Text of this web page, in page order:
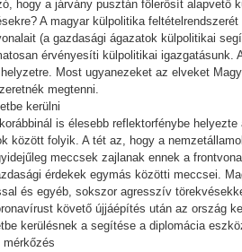
hogy a járvány pusztán fölerősít
A magyar külpolitika
(a gazdasági ágazatok külpolitikai
érvényesíti külpolitikai
Most ugyanezeket az elveket
megtenni.
kerülni
is élesebb reflektorfénybe
között folyik. A tét az, hogy a
meccsek zajlanak ennek a
érdekek egymás közötti meccsei.
és egyéb, sokszor agresszív
követő újjáépítés után az ország
kerülésnek a segítése a diplomácia